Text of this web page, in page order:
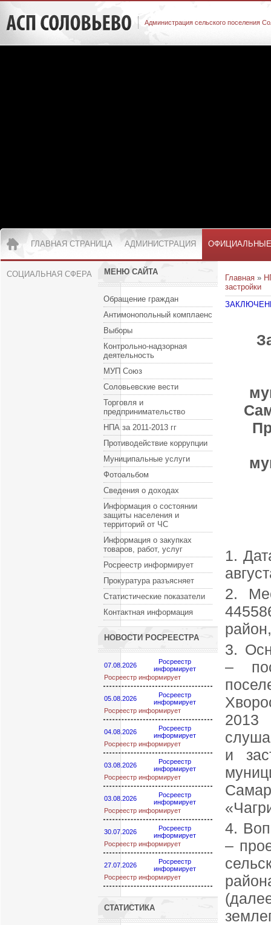
Администрация сельского поселения
ГЛАВНАЯ СТРАНИЦА АДМИНИСТРАЦИЯ
СОЦИАЛЬНАЯ СФЕРА МЕНЮ САЙТА
Обращение граждан
Антимонопольный комплаенс
Выборы
Контрольно-надзорная
деятельность
МУП Союз
Соловьевские вести
Торговля и
предпринимательство
НПА за 2011-2013 гг
Противодействие коррупции
Муниципальные услуги
Фотоальбом
Сведения о доходах
Информация о состоянии
защиты населения и
территорий от ЧС
Информация о закупках
товаров, работ, услуг
Росреестр информирует
Прокуратура разъясняет
Статистические показатели
Контактная информация
НОВОСТИ РОСРЕЕСТРА
07.08.2026
Росреестр
информирует
Росреестр информирует
05.08.2026
Росреестр
информирует
Росреестр информирует
04.08.2026
Росреестр
информирует
Росреестр информирует
03.08.2026
Росреестр
информирует
Росреестр информирует
03.08.2026
Росреестр
информирует
Росреестр информирует
30.07.2026
Росреестр
информирует
Росреестр информирует
27.07.2026
Росреестр
информирует
Росреестр информирует
СТАТИСТИКА
Главная »
застройки
1.
2.
3.
–
2013
и
4.
–